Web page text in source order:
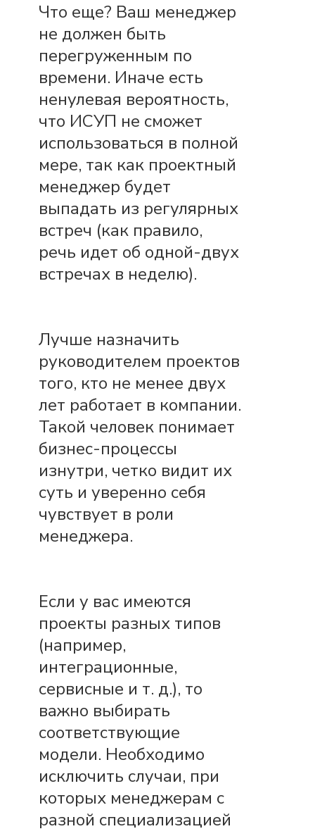
Что еще? Ваш менеджер
не должен быть
перегруженным по
времени. Иначе есть
ненулевая вероятность,
что ИСУП не сможет
использоваться в полной
мере, так как проектный
менеджер будет
выпадать из регулярных
встреч (как правило,
речь идет об одной-двух
встречах в неделю).
Лучше назначить
руководителем проектов
того, кто не менее двух
лет работает в компании.
Такой человек понимает
бизнес-процессы
изнутри, четко видит их
суть и уверенно себя
чувствует в роли
менеджера.
Если у вас имеются
проекты разных типов
(например,
интеграционные,
сервисные и т. д.), то
важно выбирать
соответствующие
модели. Необходимо
исключить случаи, при
которых менеджерам с
разной специализацией